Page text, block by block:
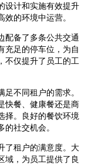
设计和实施有效提升
的环境中运营。
配备了多条公共交通
充足的停车位，为自
不仅提升了员工的工
不同租户的需求。
快餐、健康餐还是商
择。良好的餐饮环境
社交机会。
了租户的满意度。大
域，为员工提供了良